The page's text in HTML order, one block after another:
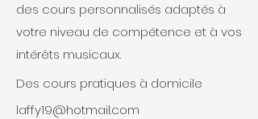
des cours personnalisés adaptés à
votre niveau de compétence et à vos
intérêts musicaux.
Des cours pratiques à domicile
laffy19@hotmail.com